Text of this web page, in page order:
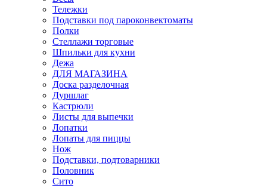
Тележки
Подставки под пароконвектоматы
Полки
Стеллажи торговые
Шпильки для кухни
Дежа
ДЛЯ МАГАЗИНА
Доска разделочная
Дуршлаг
Кастрюли
Листы для выпечки
Лопатки
Лопаты для пиццы
Нож
Подставки, подтоварники
Половник
Сито